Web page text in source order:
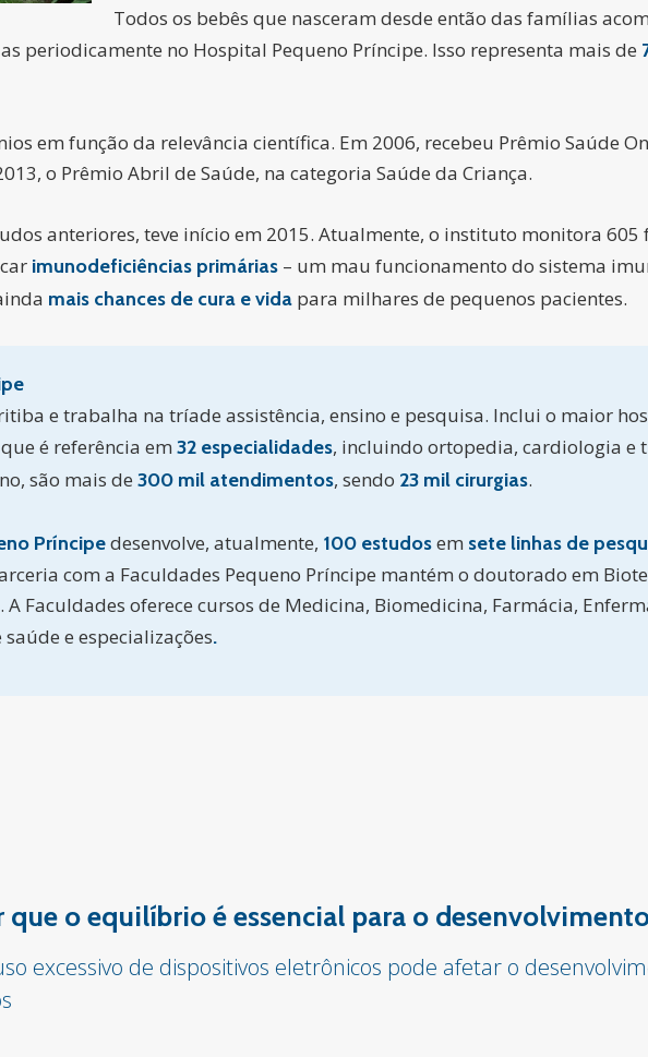
Todos os bebês que nasceram desde então das famílias
periodicamente no Hospital Pequeno Príncipe. Isso representa mais de
em função da relevância científica. Em 2006, recebeu Prêmio Saúde
o Prêmio Abril de Saúde, na categoria Saúde da Criança.
anteriores, teve início em 2015. Atualmente, o instituto monitora
imunodeficiências primárias – um mau funcionamento do sistema
mais chances de cura e vida para milhares de pequenos pacientes.
e trabalha na tríade assistência, ensino e pesquisa. Inclui o maior
é referência em 32 especialidades, incluindo ortopedia, cardiologia e
são mais de 300 mil atendimentos, sendo 23 mil cirurgias.
Príncipedesenvolve, atualmente, 100 estudosem sete linhas de
com a Faculdades Pequeno Príncipe mantém o doutorado em
A Faculdades oferece cursos de Medicina, Biomedicina, Farmácia,
e especializações.
que o equilíbrio é essencial para o
excessivo de dispositivos eletrônicos pode afetar o